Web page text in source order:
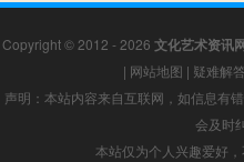
Copyright © 2012 - 2026 文化艺术资讯
| 网站地图 | 疑难解答
声明：本站内容来自互联网，如信息有
会及时
本站仅为个人兴趣爱好